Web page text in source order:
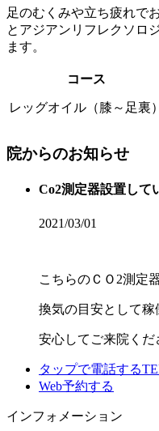
足のむくみや立ち疲れで
とアジアンリフレクソロ
ます。
コース
レッグオイル（膝～足裏）
院からのお知らせ
Co2測定器設置して
2021/03/01
こちらのＣＯ2測定
換気の目安として稼
安心してご来院くだ
タップで電話する
Web予約する
インフォメーション